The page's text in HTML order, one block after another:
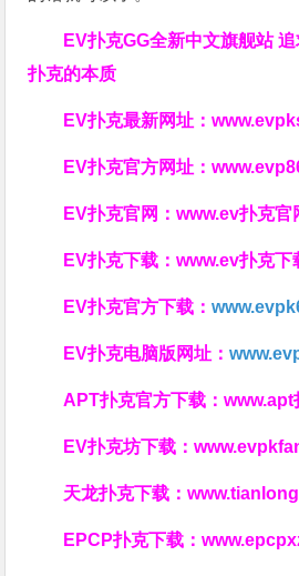
EV扑克GG全新中文旗舰站追
扑克的本质
EV扑克最新网址：
EV扑克官方网址：
EV扑克官网：www.ev扑克官
EV扑克下载：www.ev扑克下
EV扑克官方下载：
EV扑克电脑版网址：
APT扑克官方下载：www.apt
EV扑克坊下载：
天龙扑克下载：
EPCP扑克下载：